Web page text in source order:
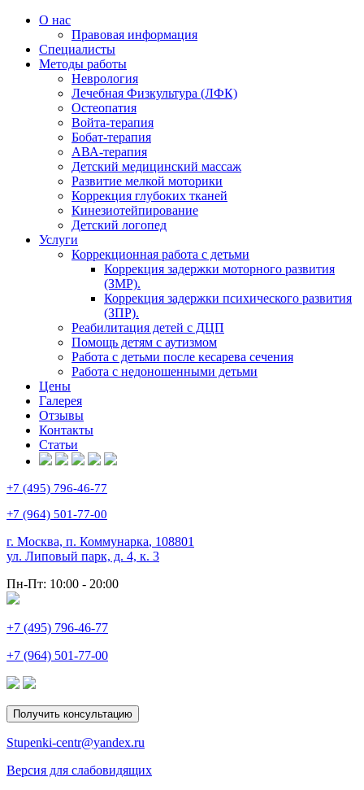
О нас
Правовая информация
Специалисты
Методы работы
Неврология
Лечебная Физкультура (ЛФК)
Остеопатия
Войта-терапия
Бобат-терапия
АВА-терапия
Детский медицинский массаж
Развитие мелкой моторики
Коррекция глубоких тканей
Кинезиотейпирование
Детский логопед
Услуги
Коррекционная работа с детьми
Коррекция задержки моторного развития
(ЗМР).
Коррекция задержки психического развития
(ЗПР).
Реабилитация детей с ДЦП
Помощь детям с аутизмом
Работа с детьми после кесарева сечения
Работа с недоношенными детьми
Цены
Галерея
Отзывы
Контакты
Статьи
+7 (495) 796-46-77
+7 (964) 501-77-00
г. Москва, п. Коммунарка, 108801
ул. Липовый парк, д. 4, к. 3
Пн-Пт: 10:00 - 20:00
+7 (495) 796-46-77
+7 (964) 501-77-00
Получить консультацию
Stupenki-centr@yandex.ru
Версия для слабовидящих